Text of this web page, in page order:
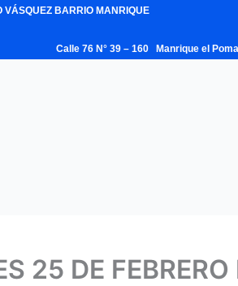
VÁSQUEZ BARRIO MANRIQUE
Calle 76 N° 39 – 160 Manrique el
25 DE